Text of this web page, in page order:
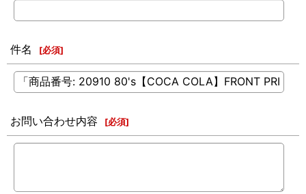
件名 [必須]
お問い合わせ内容 [必須]